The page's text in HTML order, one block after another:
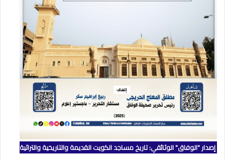
إصدار "الوفاق" الوثائقي: تاريخ مساجد الكويت القديمة والتاريخية والتراثية